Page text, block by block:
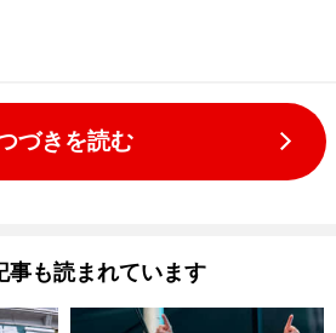
づきを読む
事も読まれています